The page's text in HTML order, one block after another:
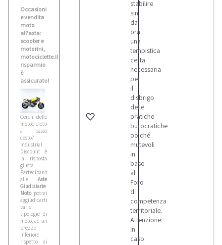
Occasioni
e vendita
moto
all'asta:
scooter e
motorini,
motociclette.Il
risparmio
è
assicurato!
Cerchi delle
motociclette
a basso
costo?
Industrial
Discount è
la risposta
giusta.
Partecipando
alle Aste
Giudiziarie
Motopotrai
aggiudicarti
varie
tipologie di
moto, ad un
prezzo
inferiore
rispetto ai
stabilire
sin
da
ora
una
tempistica
certa
necessaria
per
il
disbrigo
delle
pratiche
burocratiche
poiché
mutevoli
in
base
al
Foro
di
competenza
territoriale.
Attenzione:
In
caso